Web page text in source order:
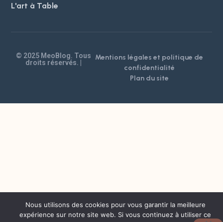
L'art à Table
© 2025 MeoBlog. Tous
droits réservés. |
Mentions légales et politique de
confidentialité
Plan du site
Nous utilisons des cookies pour vous garantir la meilleure
expérience sur notre site web. Si vous continuez à utiliser ce